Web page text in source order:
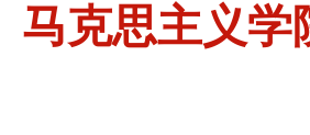
马克思主义学